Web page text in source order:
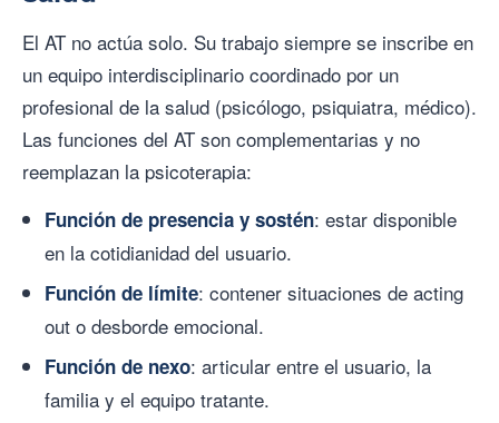
El AT no actúa solo. Su trabajo siempre se inscribe en
un equipo interdisciplinario coordinado por un
profesional de la salud (psicólogo, psiquiatra, médico).
Las funciones del AT son complementarias y no
reemplazan la psicoterapia:
Función de presencia y sostén: estar disponible
en la cotidianidad del usuario.
Función de límite: contener situaciones de acting
out o desborde emocional.
Función de nexo: articular entre el usuario, la
familia y el equipo tratante.